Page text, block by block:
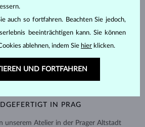
IN PRAG
unserem Atelier in der Prager Altstadt
auch so fortfahren. Beachten Sie jedoch,
beeinträchtigen kann. Sie können
ablehnen, indem Sie hier klicken.
UND FORTFAHREN